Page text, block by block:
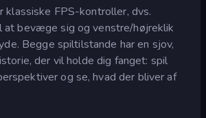
klassiske FPS-kontroller, dvs.
bevæge sig og venstre/højreklik
Begge spiltilstande har en sjov,
der vil holde dig fanget: spil
og se, hvad der bliver af